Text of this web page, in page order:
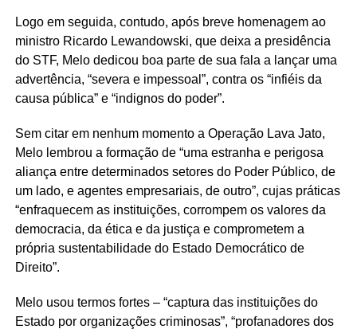
Logo em seguida, contudo, após breve homenagem ao
ministro Ricardo Lewandowski, que deixa a presidência
do STF, Melo dedicou boa parte de sua fala a lançar uma
advertência, “severa e impessoal”, contra os “infiéis da
causa pública” e “indignos do poder”.
Sem citar em nenhum momento a Operação Lava Jato,
Melo lembrou a formação de “uma estranha e perigosa
aliança entre determinados setores do Poder Público, de
um lado, e agentes empresariais, de outro”, cujas práticas
“enfraquecem as instituições, corrompem os valores da
democracia, da ética e da justiça e comprometem a
própria sustentabilidade do Estado Democrático de
Direito”.
Melo usou termos fortes – “captura das instituições do
Estado por organizações criminosas”, “profanadores dos